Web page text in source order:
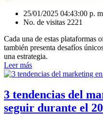
25/01/2025 04:43:00 p.
No. de visitas 2221
Cada una de estas plataformas
también presenta desafíos
una estrategia.
Leer más
3 tendencias del
seguir durante el